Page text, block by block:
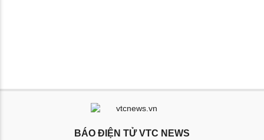
BÁO ĐIỆN TỬ VTC NEWS